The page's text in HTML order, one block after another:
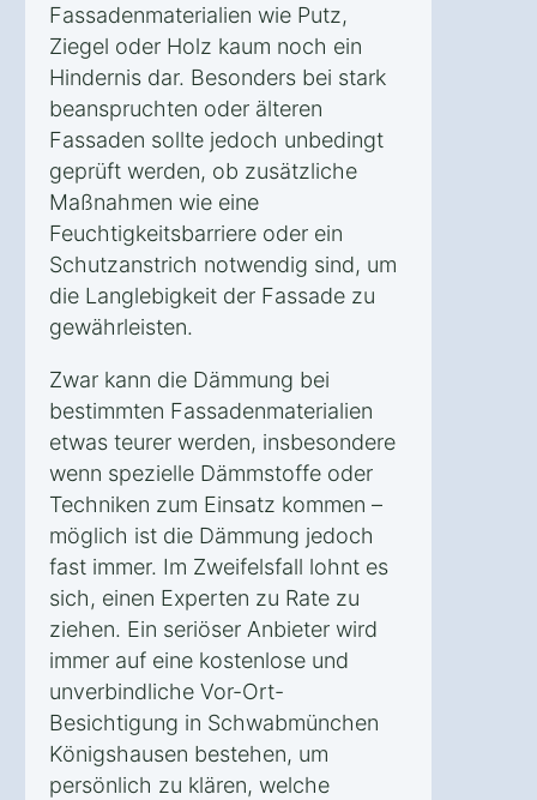
Fassadenmaterialien wie Putz,
Ziegel oder Holz kaum noch ein
Hindernis dar. Besonders bei stark
beanspruchten oder älteren
Fassaden sollte jedoch unbedingt
geprüft werden, ob zusätzliche
Maßnahmen wie eine
Feuchtigkeitsbarriere oder ein
Schutzanstrich notwendig sind, um
die Langlebigkeit der Fassade zu
gewährleisten.
Zwar kann die Dämmung bei
bestimmten Fassadenmaterialien
etwas teurer werden, insbesondere
wenn spezielle Dämmstoffe oder
Techniken zum Einsatz kommen –
möglich ist die Dämmung jedoch
fast immer. Im Zweifelsfall lohnt es
sich, einen Experten zu Rate zu
ziehen. Ein seriöser Anbieter wird
immer auf eine kostenlose und
unverbindliche Vor-Ort-
Besichtigung in Schwabmünchen
Königshausen bestehen, um
persönlich zu klären, welche